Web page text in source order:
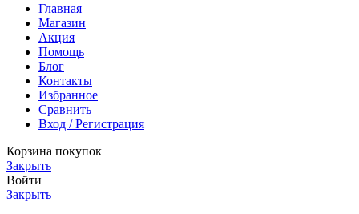
Главная
Магазин
Акция
Помощь
Блог
Контакты
Избранное
Сравнить
Вход / Регистрация
Корзина покупок
Закрыть
Войти
Закрыть